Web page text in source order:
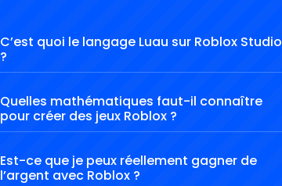
C’est quoi le langage Luau sur Roblox Studio
?
Quelles mathématiques faut-il connaître
pour créer des jeux Roblox ?
Est-ce que je peux réellement gagner de
l’argent avec Roblox ?